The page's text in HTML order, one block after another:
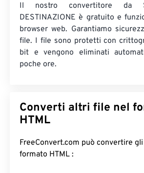
Il nostro convertitore da
DESTINAZIONE è gratuito e
browser web. Garantiamo
file. I file sono protetti con
bit e vengono eliminati
poche ore.
Converti altri file nel
HTML
FreeConvert.com può convertire
formato HTML :